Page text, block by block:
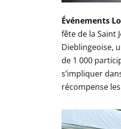
Événements
fête de la Saint
Dieblingeoise,
de 1 000
s’impliquer
récompense